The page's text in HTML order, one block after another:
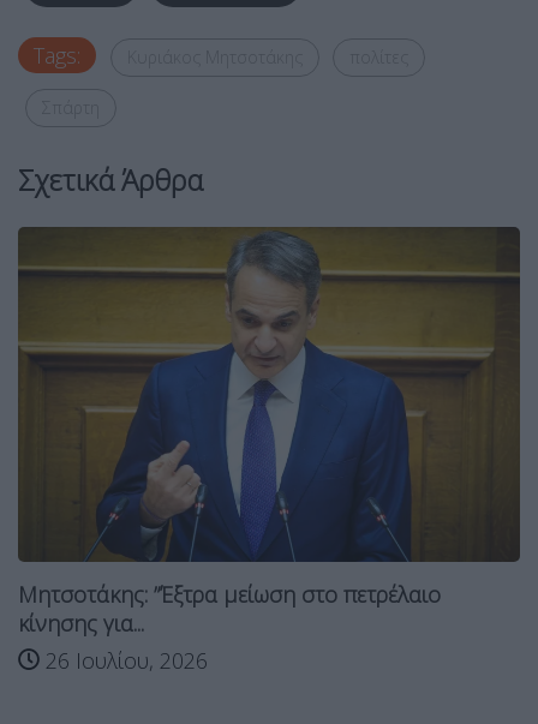
Tags:
Σχετικά Άρθρα
Μητσοτάκης: ”Έξτρα μείωση στο πετρέλαιο
κίνησης για...
26 Ιουλίου, 2026